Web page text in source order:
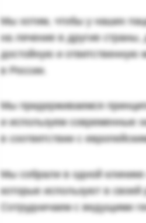
Мы собрали в одной
которые используют в
Сотрудничаем с ведущими
Мы придерживаемся
и используем современные
в соответствии с
Мы хотим, чтобы у наших
на лечение в другие
достойную и ответственную
в России.